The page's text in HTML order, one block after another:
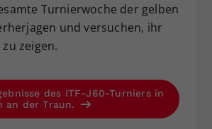
Turnierwoche der gelben
und versuchen, ihr
zeigen.
des ITF-J60-Turniers in
an der Traun.